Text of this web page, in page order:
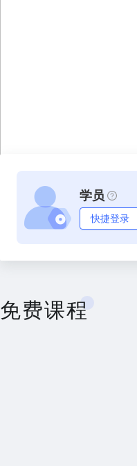
学员
快捷登录
免费课程